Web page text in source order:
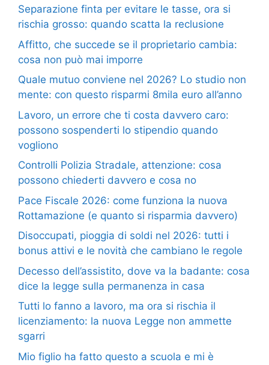
Separazione finta per evitare le tasse, ora si
rischia grosso: quando scatta la reclusione
Affitto, che succede se il proprietario cambia:
cosa non può mai imporre
Quale mutuo conviene nel 2026? Lo studio non
mente: con questo risparmi 8mila euro all’anno
Lavoro, un errore che ti costa davvero caro:
possono sospenderti lo stipendio quando
vogliono
Controlli Polizia Stradale, attenzione: cosa
possono chiederti davvero e cosa no
Pace Fiscale 2026: come funziona la nuova
Rottamazione (e quanto si risparmia davvero)
Disoccupati, pioggia di soldi nel 2026: tutti i
bonus attivi e le novità che cambiano le regole
Decesso dell’assistito, dove va la badante: cosa
dice la legge sulla permanenza in casa
Tutti lo fanno a lavoro, ma ora si rischia il
licenziamento: la nuova Legge non ammette
sgarri
Mio figlio ha fatto questo a scuola e mi è